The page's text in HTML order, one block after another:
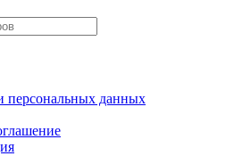
персональных данных